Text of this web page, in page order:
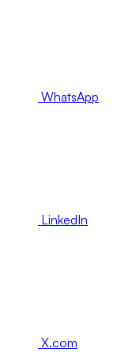
WhatsApp
LinkedIn
X.com